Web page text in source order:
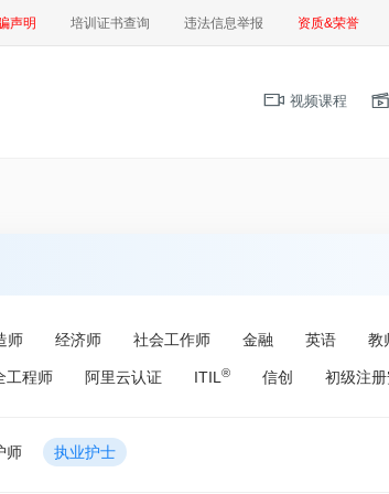
声明 培训证书查询 违法信息举报 资质&荣誉
视频课程
师 经济师 社会工作师 金融 英语 教
工程师 阿里云认证 ITIL ® 信创 初级注
师 执业护士